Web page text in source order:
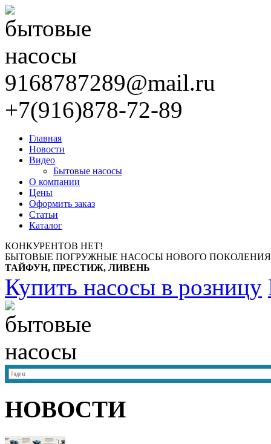
9168787289@mail.ru
+7(916)878-72-89
Главная
Новости
Видео
Бытовые насосы
О компании
Цены
Оформить заказ
Статьи
Каталог
КОНКУРЕНТОВ НЕТ!
БЫТОВЫЕ ПОГРУЖНЫЕ НАСОСЫ НОВОГО
ТАЙФУН, ПРЕСТИЖ, ЛИВЕНЬ
Купить насосы в розницу
НОВОСТИ